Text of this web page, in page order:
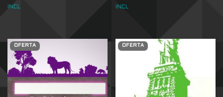
INCL INCL
OFERTA OFERTA